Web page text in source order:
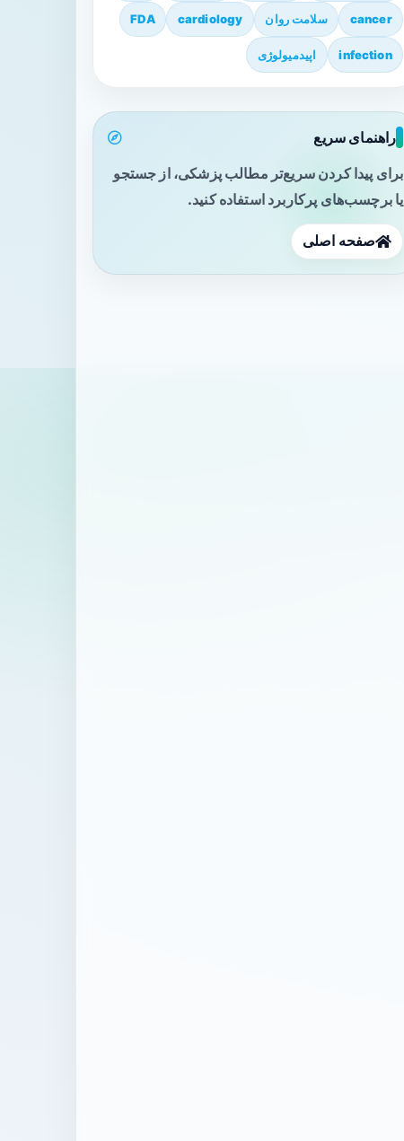
cancer سلامت روان cardiology
FDA
infection اپیدمیولوژی
راهنمای سریع
برای پیدا کردن سریع‌تر مطالب پزشکی، از جستجو
یا برچسب‌های پرکاربرد استفاده کنید.
صفحه اصلی